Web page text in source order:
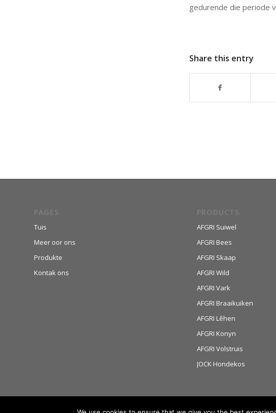
gedurende die periode
Share this entry
PAGES
Tuis
Meer oor ons
Produkte
Kontak ons
PRODUCTS
AFGRI Suiwel
AFGRI Bees
AFGRI Skaap
AFGRI Wild
AFGRI Vark
AFGRI Braaikuiken
AFGRI Lêhen
AFGRI Konyn
AFGRI Volstruis
JOCK Hondekos